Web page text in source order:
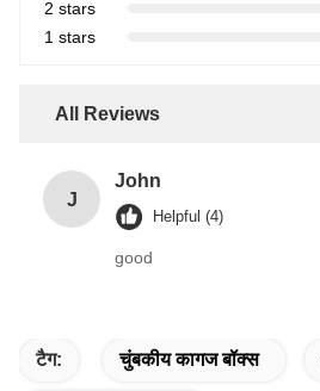
2 stars
1 stars
All Reviews
J
John
Helpful (4)
good
टैग: चुंबकीय कागज बॉक्स